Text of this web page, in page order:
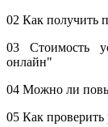
02 Как получить
03 Стоимость
онлайн"
04 Можно ли
05 Как